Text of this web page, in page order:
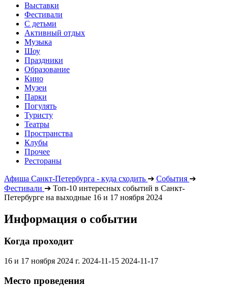
Выставки
Фестивали
С детьми
Активный отдых
Музыка
Шоу
Праздники
Образование
Кино
Музеи
Парки
Погулять
Туристу
Театры
Пространства
Клубы
Прочее
Рестораны
Афиша Санкт-Петербурга - куда сходить ➔ События ➔
Фестивали ➔ Топ-10 интересных событий в Санкт-
Петербурге на выходные 16 и 17 ноября 2024
Информация о событии
Когда проходит
16 и 17 ноября 2024 г. 2024-11-15 2024-11-17
Место проведения